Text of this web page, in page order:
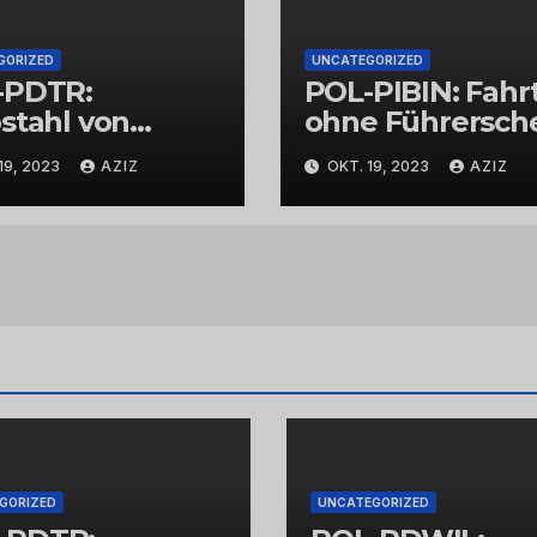
von
2023 AZIZ
UNCATEGORIZED
POL-PIBIN:
ohne
und unter
von Drogen
OKT. 19, 2023 AZIZ
UNCATEGORIZED